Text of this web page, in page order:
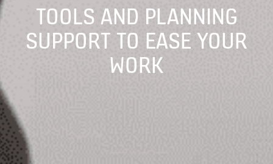
TOOLS AND PLANNING
SUPPORT TO EASE YOUR
WORK